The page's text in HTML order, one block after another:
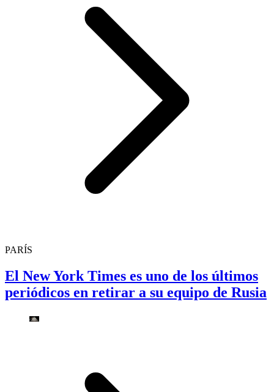
PARÍS
El New York Times es uno de los últimos
periódicos en retirar a su equipo de Rusia